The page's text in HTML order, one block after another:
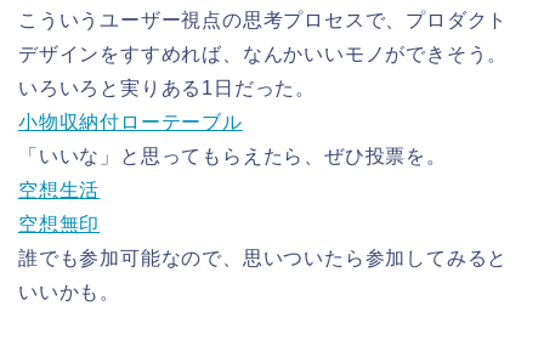
こういうユーザー視点の思考プロセスで、プロダクト
デザインをすすめれば、なんかいいモノができそう。
いろいろと実りある1日だった。
小物収納付ローテーブル
「いいな」と思ってもらえたら、ぜひ投票を。
空想生活
空想無印
誰でも参加可能なので、思いついたら参加してみると
いいかも。